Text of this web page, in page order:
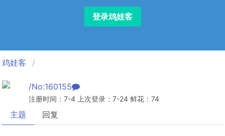
登录鸡娃客
鸡娃客
/No:160155
注册时间：7-4 上次登录：7-24 鲜花：74
主题 回复